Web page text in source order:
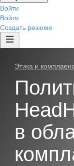
Войти
Войти
Создать резюме
Этика и
в